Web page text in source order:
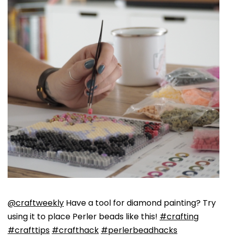
@craftweekly Have a tool for diamond painting? Try
using it to place Perler beads like this! #crafting
#crafttips #crafthack #perlerbeadhacks